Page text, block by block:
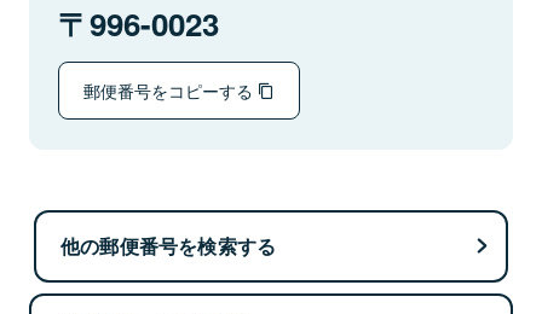
996-0023
郵便番号をコピーする
他の郵便番号を検索する